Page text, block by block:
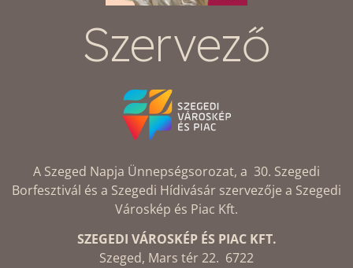
Szervező
A Szeged Napja Ünnepségsorozat, a 30. Szegedi
Borfesztivál és a Szegedi Hídivásár szervezője a Szegedi
Városkép és Piac Kft.
SZEGEDI VÁROSKÉP ÉS PIAC KFT.
Szeged, Mars tér 22. 6722